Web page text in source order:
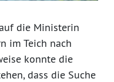
die Ministerin
im Teich nach
konnte die
dass die Suche